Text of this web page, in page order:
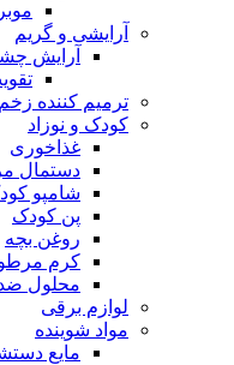
آرایشی و گریم
آرایش چشم
تقویت کننده
ترمیم کننده زخم،
کودک و نوزاد
غذاخوری
دستمال مرطوب
شامپو کودک
پن کودک
روغن بچه
کرم مرطوب
محلول ضدعفونی
لوازم برقی
مواد شوینده
مایع دستشویی